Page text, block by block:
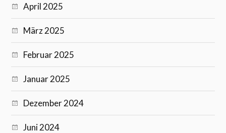
April 2025
März 2025
Februar 2025
Januar 2025
Dezember 2024
Juni 2024